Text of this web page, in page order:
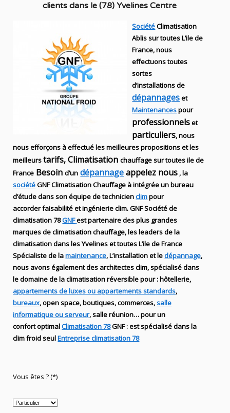
clients dansle (78) Yvelines Centre
SociétéClimatisation
Ablis sur toutes L’ile de
France, nous
effectuons toutes
sortes
d’installationsde
dépannageset
Maintenancespour
professionnelset
particuliers, nous
nous efforçons à effectué les meilleures propositions et les
meilleurstarifs, Climatisationchauffage sur toutes ile de
France Besoind’un dépannageappelez nous , la
sociétéGNFClimatisation Chauffage à intégrée un bureau
d’étude dans son équipe de technicienclimpour
accorder faisabilité et ingénierieclim.GNFSociété de
climatisation 78GNFest partenaire des plus grandes
marques declimatisation chauffage, les leadersde la
climatisation dans les Yvelines et toutes L’ile de France
Spécialiste delamaintenance, L’installationet ledépannage,
nous avons également des architectes clim,spécialisé dans
le domaine de laclimatisation réversiblepour : hôtellerie,
appartements de luxes ou appartements standards,
bureaux, open space, boutiques, commerces,salle
informatique ou serveur, salle réunion… pour un
confort optimalClimatisation 78GNF:estspécialisédans la
climfroid seulEntreprise climatisation 78
Vous êtes ? (*)